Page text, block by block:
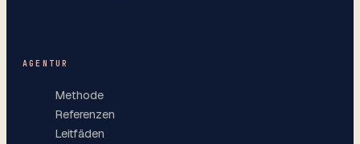
AGENTUR
Methode
Referenzen
Leitfäden